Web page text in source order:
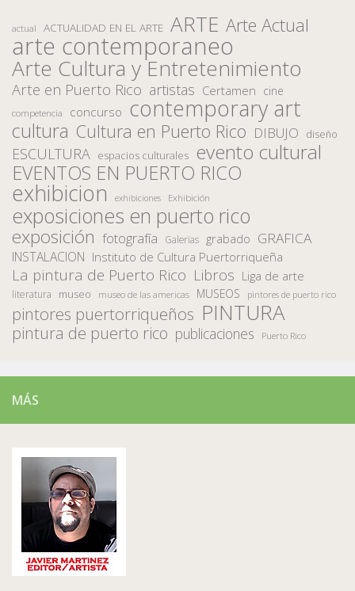
actual ACTUALIDAD EN EL ARTE ARTE Arte Actual
arte contemporaneo
Arte Cultura y Entretenimiento
Arte en Puerto Rico artistas Certamen cine
competencia concurso contemporary art
cultura Cultura en Puerto Rico DIBUJO diseño
ESCULTURA espacios culturales evento cultural
EVENTOS EN PUERTO RICO
exhibicion exhibiciones Exhibición
exposiciones en puerto rico
exposición fotografía Galerias grabado GRAFICA
INSTALACION Instituto de Cultura Puertorriqueña
La pintura de Puerto Rico Libros Liga de arte
literatura museo museo de las americas MUSEOS pintores de puerto rico
pintores puertorriqueños PINTURA
pintura de puerto rico publicaciones Puerto Rico
MÁS